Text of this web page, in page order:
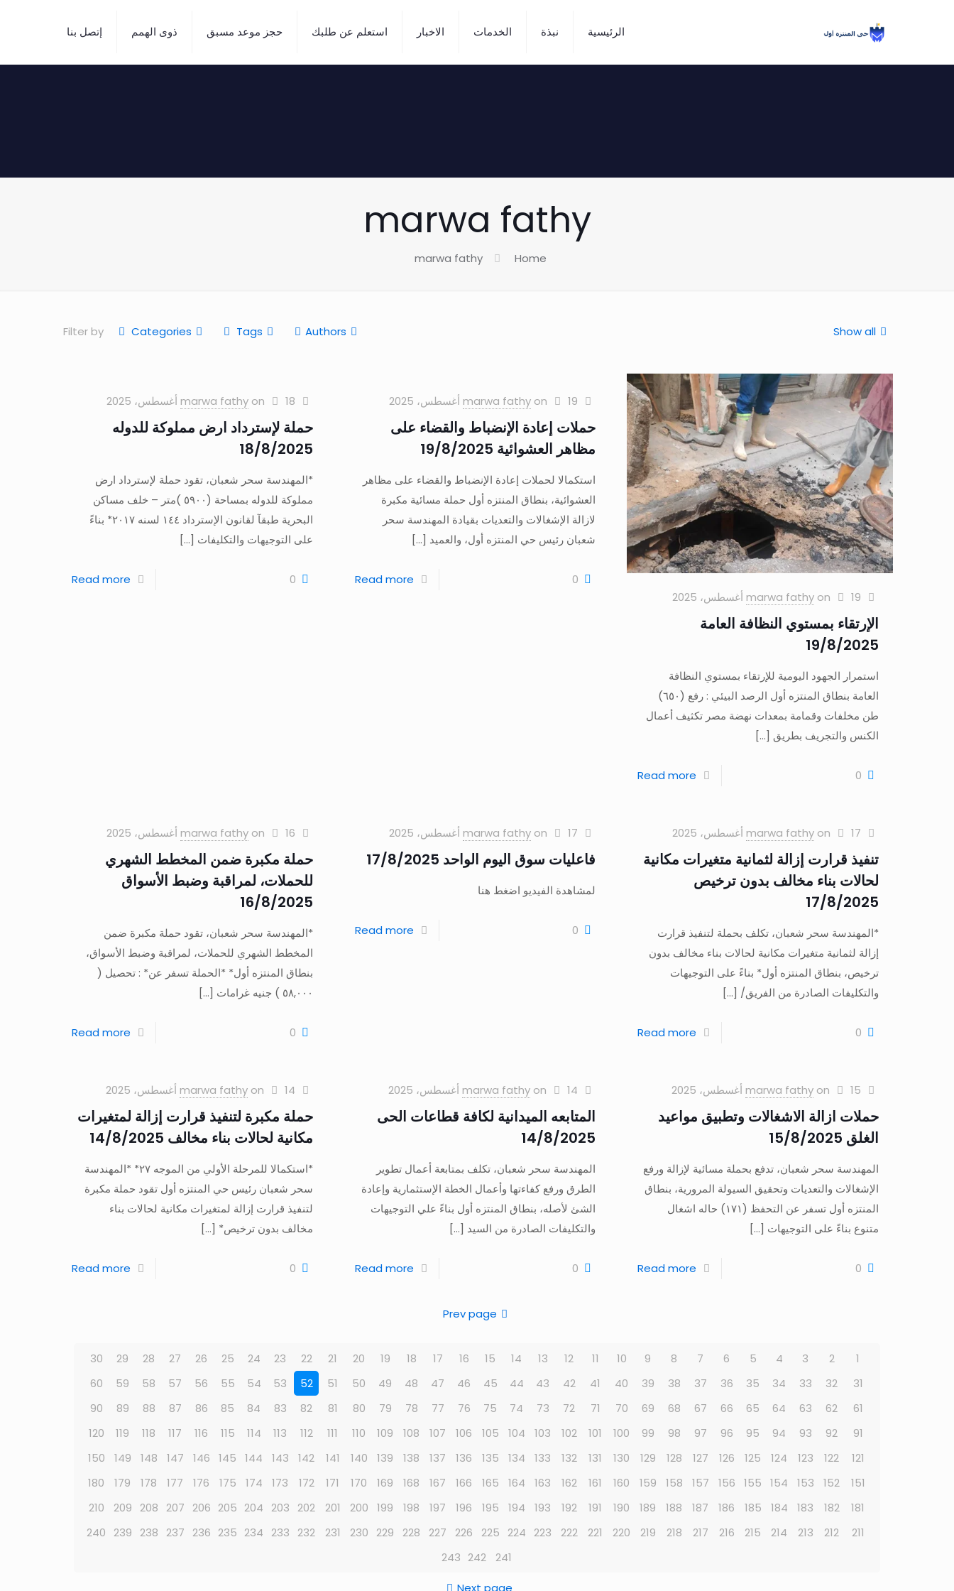
الرئيسية نبذة الخدمات الاخبار استعلم عن طلبك حجز موعد مسبق ذوى الهمم إتصل بنا
marwa fathy
Home
marwa fathy
Filter by Categories Tags Authors Show all
marwa fathy on 19 أغسطس، 2025
الإرتقاء بمستوي النظافة العامة
19/8/2025
استمرار الجهود اليومية للإرتقاء بمستوي النظافة
العامة بنطاق المنتزه أول الرصد البيئي : رفع (٦٥٠)
طن مخلفات وقمامة بمعدات نهضة مصر تكثيف أعمال
الكنس والتجريف بطريق […]
0
Read more
marwa fathy on 19 أغسطس، 2025
حملات إعادة الإنضباط والقضاء على
مظاهر العشوائية 19/8/2025
استكمالا لحملات إعادة الإنضباط والقضاء على مظاهر
العشوائية، بنطاق المنتزه أول حملة مسائية مكبرة
لازالة الإشغالات والتعديات بقيادة المهندسة سحر
شعبان رئيس حي المنتزه أول، والعميد […]
0
Read more
marwa fathy on 18 أغسطس، 2025
حملة لإسترداد ارض مملوكة للدوله
18/8/2025
*المهندسة سحر شعبان، تقود حملة لإسترداد ارض
مملوكة للدوله بمساحة (٥٩٠٠ )متر – خلف مساكن
البحرية طبقآ لقانون الإسترداد ١٤٤ لسنه ٢٠١٧* بناءً
على التوجيهات والتكليفات […]
0
Read more
marwa fathy on 17 أغسطس، 2025
تنفيذ قرارت إزالة لثمانية متغيرات مكانية
لحالات بناء مخالف بدون ترخيص
17/8/2025
*المهندسة سحر شعبان، تكلف بحملة لتنفيذ قرارت
إزالة لثمانية متغيرات مكانية لحالات بناء مخالف بدون
ترخيص، بنطاق المنتزه أول* بناءً على التوجيهات
والتكليفات الصادرة من الفريق/ […]
0
Read more
marwa fathy on 17 أغسطس، 2025
فاعليات سوق اليوم الواحد 17/8/2025
لمشاهدة الفيديو اضغط هنا
0
Read more
marwa fathy on 16 أغسطس، 2025
حملة مكبرة ضمن المخطط الشهري
للحملات، لمراقبة وضبط الأسواق
16/8/2025
*المهندسة سحر شعبان، تقود حملة مكبرة ضمن
المخطط الشهري للحملات، لمراقبة وضبط الأسواق،
بنطاق المنتزه أول* *الحملة تسفر عن* : تحصيل (
٥٨,٠٠٠ ) جنيه غرامات
[…]
0
Read more
marwa fathy on 15 أغسطس، 2025
حملات ازالة الاشغالات وتطبيق مواعيد
الغلق 15/8/2025
المهندسة سحر شعبان، تدفع بحملة مسائية لإزالة ورفع
الإشغالات والتعديات وتحقيق السيولة المرورية، بنطاق
المنتزه أول تسفر عن التحفظ (١٧١) حاله اشغال
متنوع بناءً على التوجيهات […]
0
Read more
marwa fathy on 14 أغسطس، 2025
المتابعه الميدانية لكافة قطاعات الحى
14/8/2025
المهندسة سحر شعبان، تكلف بمتابعة أعمال تطوير
الطرق ورفع كفاءتها وأعمال الخطة الإستثمارية وإعادة
الشئ لأصله، بنطاق المنتزه أول بناءً علي التوجيهات
والتكليفات الصادرة من السيد […]
0
Read more
marwa fathy on 14 أغسطس، 2025
حملة مكبرة لتنفيذ قرارت إزالة لمتغيرات
مكانية لحالات بناء مخالف 14/8/2025
*استكمالا للمرحلة الأولي من الموجه ٢٧* *المهندسة
سحر شعبان رئيس حي المنتزه أول تقود حملة مكبرة
لتنفيذ قرارت إزالة لمتغيرات مكانية لحالات بناء
مخالف بدون ترخيص* […]
0
Read more
Prev page
1
2
3
4
5
6
7
8
9
10
11
12
13
14
15
16
17
18
19
20
21
22
23
24
25
26
27
28
29
30
31
32
33
34
35
36
37
38
39
40
41
42
43
44
45
46
47
48
49
50
51
52
53
54
55
56
57
58
59
60
61
62
63
64
65
66
67
68
69
70
71
72
73
74
75
76
77
78
79
80
81
82
83
84
85
86
87
88
89
90
91
92
93
94
95
96
97
98
99
100
101
102
103
104
105
106
107
108
109
110
111
112
113
114
115
116
117
118
119
120
121
122
123
124
125
126
127
128
129
130
131
132
133
134
135
136
137
138
139
140
141
142
143
144
145
146
147
148
149
150
151
152
153
154
155
156
157
158
159
160
161
162
163
164
165
166
167
168
169
170
171
172
173
174
175
176
177
178
179
180
181
182
183
184
185
186
187
188
189
190
191
192
193
194
195
196
197
198
199
200
201
202
203
204
205
206
207
208
209
210
211
212
213
214
215
216
217
218
219
220
221
222
223
224
225
226
227
228
229
230
231
232
233
234
235
236
237
238
239
240
241
242
243
Next page